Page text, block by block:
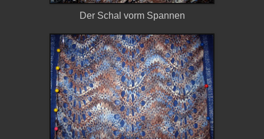
Der Schal vorm Spannen